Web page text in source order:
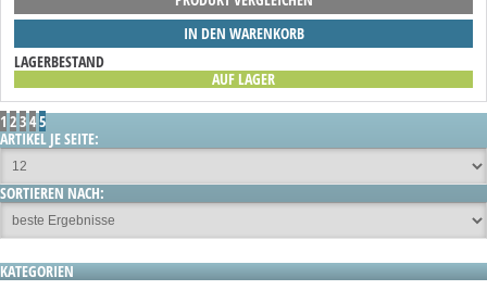
IN DEN WARENKORB
LAGERBESTAND
AUF LAGER
1 2345
ARTIKEL JE SEITE:
SORTIEREN NACH:
KATEGORIEN